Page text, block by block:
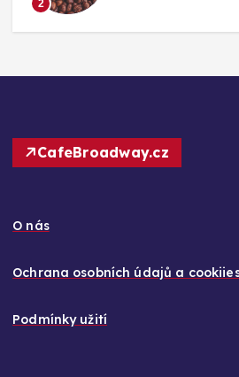
3
CafeBroadway.cz
O nás
Ochrana osobních údajů a
Podmínky užití